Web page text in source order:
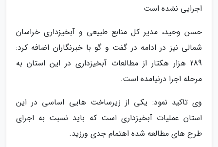
اجرایی نشده است
حسن وحید، مدیر کل منابع طبیعی و آبخیزداری خراسان
شمالی نیز در ادامه در گفت و گو با خبرنگاران اضافه کرد:
289 هزار هکتار از مطالعات آبخیزداری در این استان به
مرحله اجرا درنیامده است.
وی تاکید نمود: یکی از زیرساخت هایی اساسی در این
استان عملیات آبخیزداری است که باید نسبت به اجرای
طرح های مطالعه شده اهتمام جدی ورزید.